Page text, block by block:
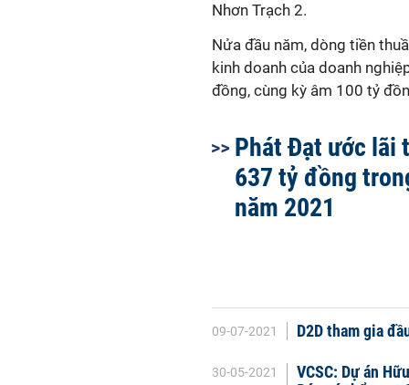
Nhơn Trạch 2.
Nửa đầu năm, dòng tiền
kinh doanh của doanh
đồng, cùng kỳ âm 100 tỷ
Phát Đạt ước lãi
637 tỷ đồng
năm 2021
09-07-2021 D2D tham gia
30-05-2021
VCSC: Dự án